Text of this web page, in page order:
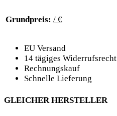
Grundpreis: / €
EU Versand
14 tägiges Widerrufsrecht
Rechnungskauf
Schnelle Lieferung
GLEICHER HERSTELLER